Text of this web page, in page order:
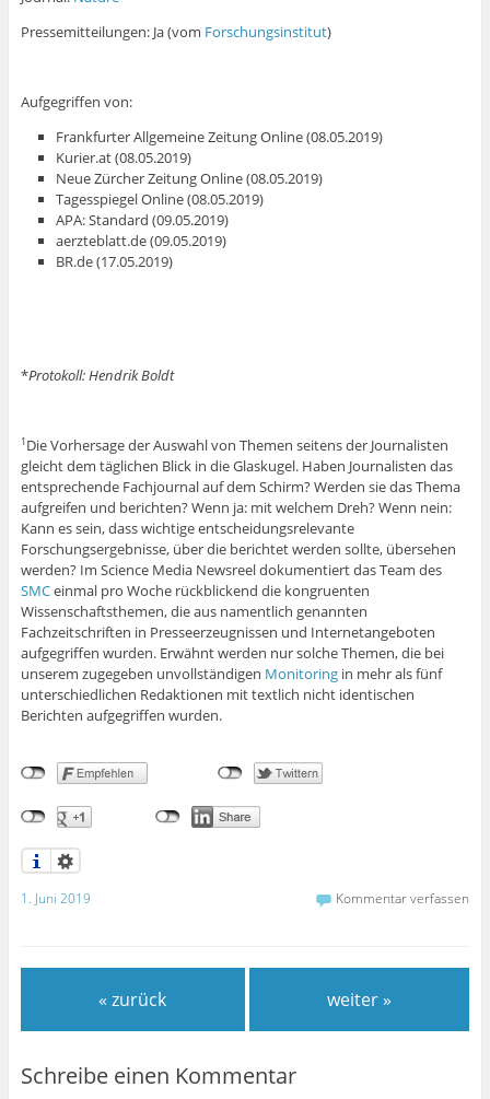
Pressemitteilungen: Ja (vom Forschungsinstitut)
Aufgegriffen von:
Frankfurter Allgemeine Zeitung Online (08.05.2019)
Kurier.at (08.05.2019)
Neue Zürcher Zeitung Online (08.05.2019)
Tagesspiegel Online (08.05.2019)
APA: Standard (09.05.2019)
aerzteblatt.de (09.05.2019)
BR.de (17.05.2019)
*Protokoll: Hendrik Boldt
1 Die Vorhersage der Auswahl von Themen seitens der Journalisten
gleicht dem täglichen Blick in die Glaskugel. Haben Journalisten das
entsprechende Fachjournal auf dem Schirm? Werden sie das Thema
aufgreifen und berichten? Wenn ja: mit welchem Dreh? Wenn nein:
Kann es sein, dass wichtige entscheidungsrelevante
Forschungsergebnisse, über die berichtet werden sollte, übersehen
werden? Im Science Media Newsreel dokumentiert das Team des
SMCeinmal pro Woche rückblickend die kongruenten
Wissenschaftsthemen, die aus namentlich genannten
Fachzeitschriften in Presseerzeugnissen und Internetangeboten
aufgegriffen wurden. Erwähnt werden nur solche Themen, die bei
unserem zugegeben unvollständigen Monitoringin mehr als fünf
unterschiedlichen Redaktionen mit textlich nicht identischen
Berichten aufgegriffen wurden.
1. Juni 2019 Kommentar verfassen
« zurück weiter »
Schreibe einen Kommentar